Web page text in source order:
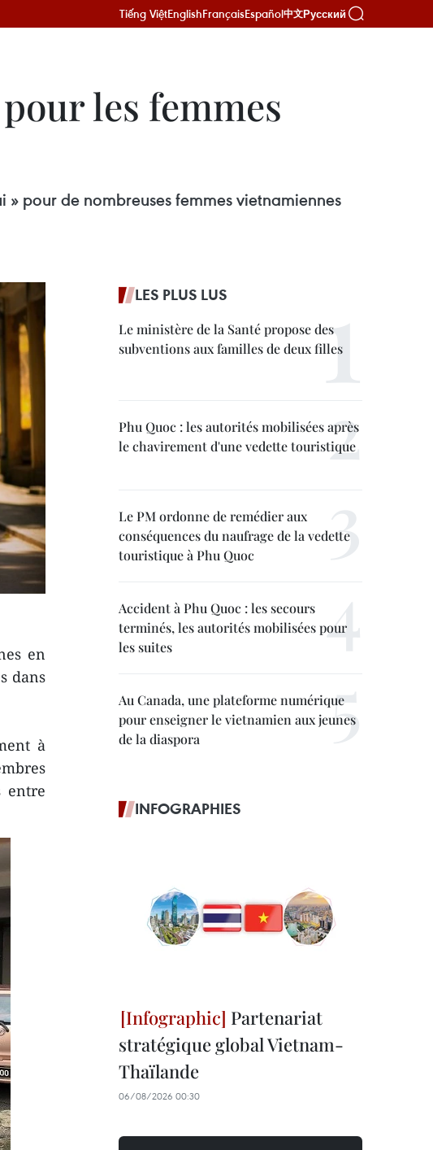
Tiếng ViệtEnglishFrançaisEspañol中文Русский
les femmes
pour de nombreuses femmes vietnamiennes
en
dans
à
entre
LES PLUS LUS
Le ministère de la Santé propose des
subventions aux familles de deux filles
Phu Quoc : les autorités mobilisées après
le chavirement d'une vedette touristique
Le PM ordonne de remédier aux
conséquences du naufrage de la vedette
touristique à Phu Quoc
Accident à Phu Quoc : les secours
terminés, les autorités mobilisées pour
les suites
Au Canada, une plateforme numérique
pour enseigner le vietnamien aux jeunes
de la diaspora
INFOGRAPHIES
Partenariat
stratégique global Vietnam-
Thaïlande
06/08/2026 00:30